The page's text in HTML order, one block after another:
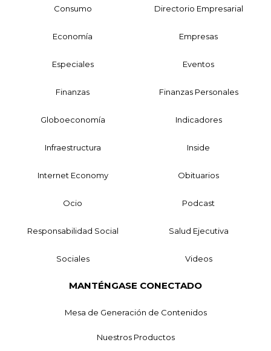
Consumo Directorio Empresarial
Economía Empresas
Especiales Eventos
Finanzas Finanzas Personales
Globoeconomía Indicadores
Infraestructura Inside
Internet Economy Obituarios
Ocio Podcast
Responsabilidad Social Salud Ejecutiva
Sociales Videos
MANTÉNGASE CONECTADO
Mesa de Generación de Contenidos
Nuestros Productos